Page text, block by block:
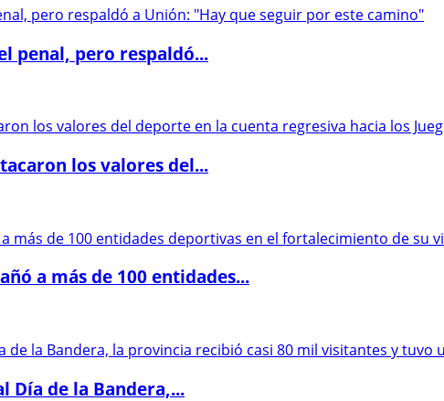
penal, pero respaldó...
los valores del...
a más de 100 entidades...
Día de la Bandera,...